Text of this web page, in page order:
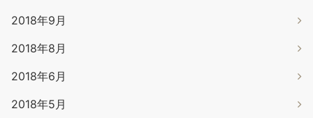
2018年9月
2018年8月
2018年6月
2018年5月